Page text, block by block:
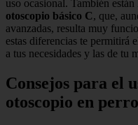
uso ocasional. También
otoscopio básico C, que,
avanzadas, resulta muy
estas diferencias te permitirá
a tus necesidades y las de tu
Consejos para el
otoscopio en